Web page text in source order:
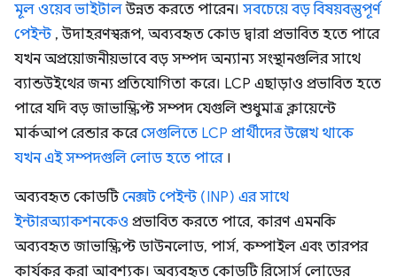
মূল ওয়েব ভাইটালউন্নত করতে পারেন। সবচেয়ে বড় বিষয়বস্তুপূর্ণ
পেইন্ট, উদাহরণস্বরূপ, অব্যবহৃত কোড দ্বারা প্রভাবিত হতে পারে
যখন অপ্রয়োজনীয়ভাবে বড় সম্পদ অন্যান্য সংস্থানগুলির সাথে
ব্যান্ডউইথের জন্য প্রতিযোগিতা করে। LCP এছাড়াও প্রভাবিত হতে
পারে যদি বড় জাভাস্ক্রিপ্ট সম্পদ যেগুলি শুধুমাত্র ক্লায়েন্টে
মার্কআপ রেন্ডার করেসেগুলিতে LCP প্রার্থীদের উল্লেখ থাকে
যখন এই সম্পদগুলি লোড হতে পারে।
অব্যবহৃত কোডটিনেক্সট পেইন্ট (INP) এর সাথে
ইন্টারঅ্যাকশনকেও প্রভাবিত করতে পারে, কারণ এমনকি
অব্যবহৃত জাভাস্ক্রিপ্ট ডাউনলোড, পার্স, কম্পাইল এবং তারপর
কার্যকর করা আবশ্যক। অব্যবহৃত কোডটি রিসোর্স লোডের